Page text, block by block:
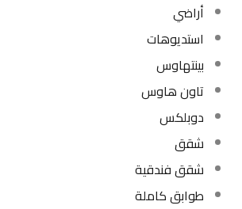
أراضي
استديوهات
بينتهاوس
تاون هاوس
دوبلكس
شقق
شقق فندقية
طوابق كاملة